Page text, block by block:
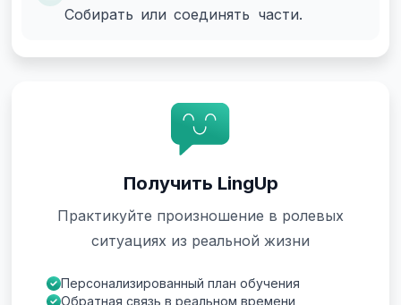
Собирать или соединять части.
Получить LingUp
Практикуйте произношение в ролевых
ситуациях из реальной жизни
Персонализированный план обучения
Обратная связь в реальном времени